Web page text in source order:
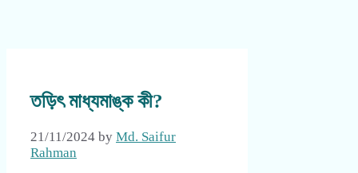
তড়িৎ মাধ্যমাঙ্ক কী?
21/11/2024 by Md. Saifur
Rahman